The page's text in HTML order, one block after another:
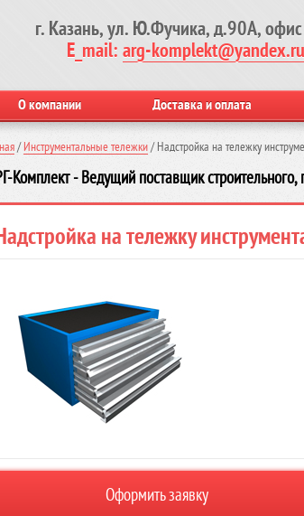
г. Казань, ул. Ю.Фучика, д.90А,
E_mail:arg-komplekt@yandex.ru
О компании Доставка и оплата
/ Инструментальные тележки / Надстройка на тележку
Комплект - Ведущий поставщик
на тележку
Оформить заявку